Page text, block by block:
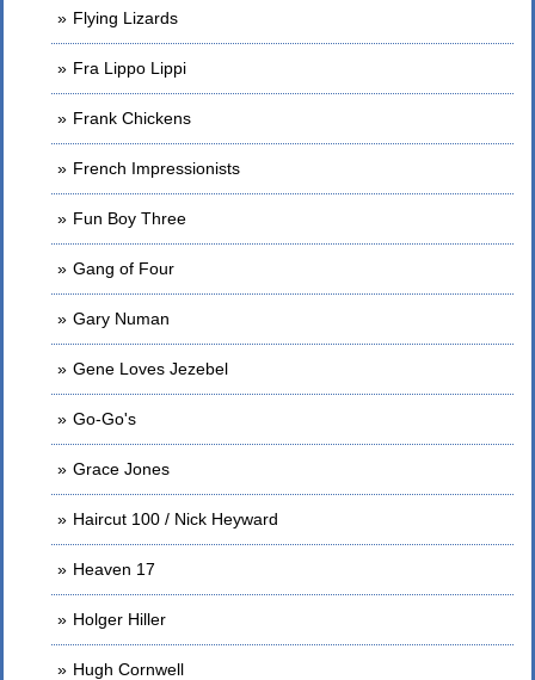
Flying Lizards
Fra Lippo Lippi
Frank Chickens
French Impressionists
Fun Boy Three
Gang of Four
Gary Numan
Gene Loves Jezebel
Go-Go's
Grace Jones
Haircut 100 / Nick Heyward
Heaven 17
Holger Hiller
Hugh Cornwell